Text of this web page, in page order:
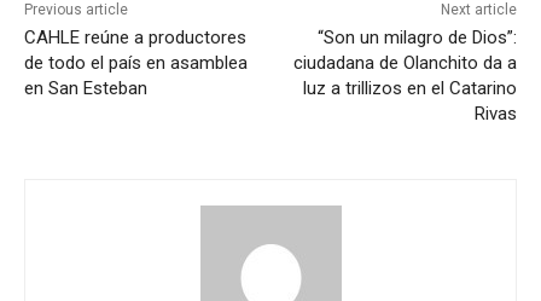
Previous article
CAHLE reúne a productores
de todo el país en asamblea
en San Esteban
Next article
“Son un milagro de Dios”:
ciudadana de Olanchito da a
luz a trillizos en el Catarino
Rivas